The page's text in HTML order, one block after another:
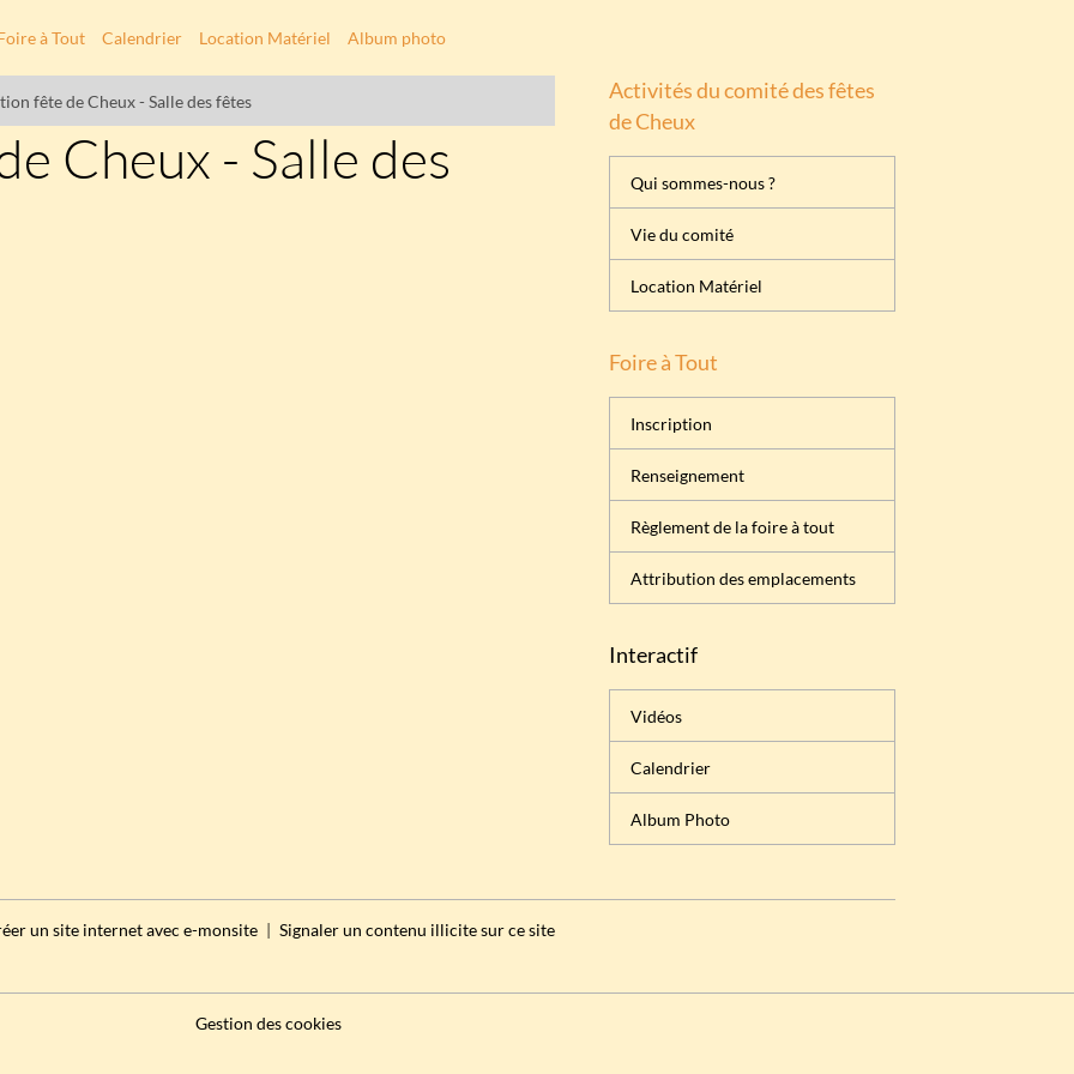
à Tout Calendrier Location Matériel Album photo
fête de Cheux - Salle des fêtes
Cheux - Salle des
Activités du comité des fêtes
de Cheux
Qui sommes-nous ?
Vie du comité
Location Matériel
Foire à Tout
Inscription
Renseignement
Règlement de la foire à tout
Attribution des emplacements
Interactif
Vidéos
Calendrier
Album Photo
un site internet avec e-monsite Signaler un contenu illicite sur ce site
Gestion des cookies